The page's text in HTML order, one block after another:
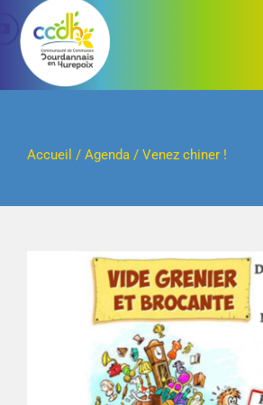
Passer
contenu
Accueil / Agenda/ Venez chiner !